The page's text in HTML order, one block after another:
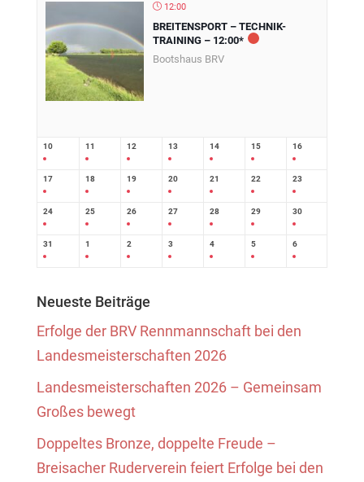
12:00
BREITENSPORT – TECHNIK-
TRAINING – 12:00*
Bootshaus BRV
10 11 12 13 14 15 16
17 18 19 20 21 22 23
24 25 26 27 28 29 30
31 1 2 3 4 5 6
Neueste Beiträge
Erfolge der BRV Rennmannschaft bei den
Landesmeisterschaften 2026
Landesmeisterschaften 2026 – Gemeinsam
Großes bewegt
Doppeltes Bronze, doppelte Freude –
Breisacher Ruderverein feiert Erfolge bei den